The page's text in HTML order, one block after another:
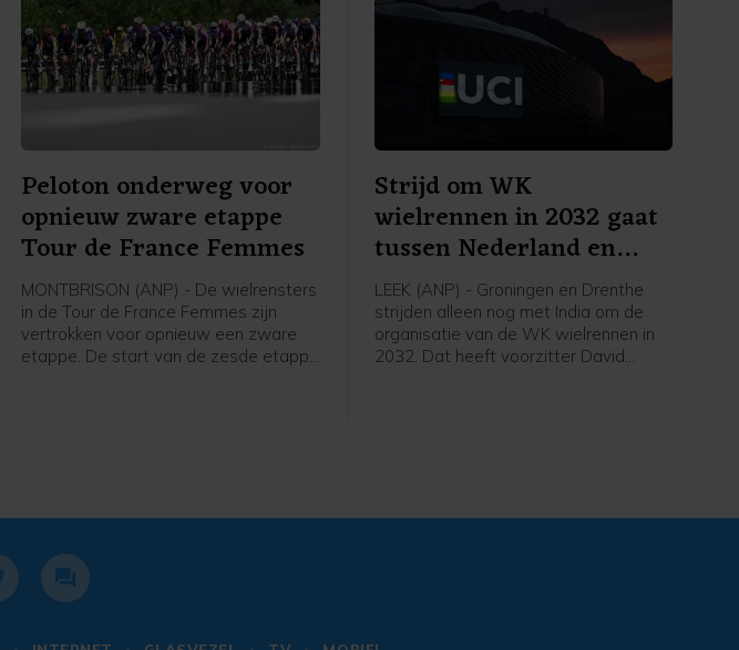
Peloton onderweg voor
opnieuw zware etappe
Tour de France Femmes
MONTBRISON (ANP) - De wielrensters
in de Tour de France Femmes zijn
vertrokken voor opnieuw een zware
etappe. De start van de zesde etappe
Strijd om WK
wielrennen in 2032 gaat
tussen Nederland en
India
LEEK (ANP) - Groningen en Drenthe
strijden alleen nog met India om de
organisatie van de WK wielrennen in
2032. Dat heeft voorzitter David